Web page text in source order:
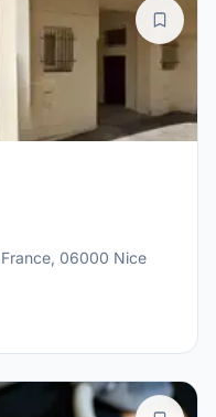
06000 Nice